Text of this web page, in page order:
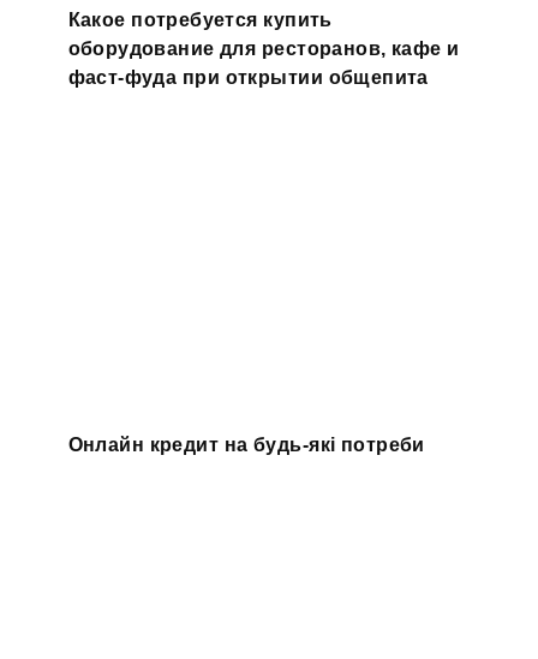
Какое потребуется купить
оборудование для ресторанов, кафе и
фаст-фуда при открытии общепита
Онлайн кредит на будь-які потреби